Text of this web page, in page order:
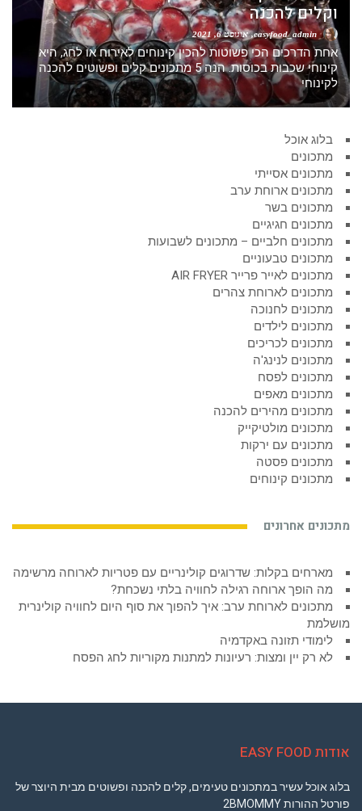
וקלים להכנה
easyfood_admin אוגוסט 6, 2021
אחת הדרכים הכי פשוטות להכין קינוחים לאירוח או לחג, היא
קינוחי שכבות בכוסות. הנה 5 מתכונים קלים ופשוטים להכנה
לקינוחי
בלוג אוכל
מתכונים
מתכונים אסייתי
מתכונים ארוחת ערב
מתכונים בשר
מתכונים חגיגיים
מתכונים חלביים – מתכונים לשבועות
מתכונים טבעוניים
מתכונים לאייר פרייר AIR FRYER
מתכונים לארוחת צהרים
מתכונים לחנוכה
מתכונים לילדים
מתכונים לכריכים
מתכונים לנינג'ה
מתכונים לפסח
מתכונים מאפים
מתכונים מהירים להכנה
מתכונים מולטיקייק
מתכונים עם ירקות
מתכונים פסטה
מתכונים קינוחים
מתכונים אחרונים
מארחים בקלות: שדרוגים קולינריים עם פטריות לארוחה מרשימה
מה הופך ארוחה רגילה לחוויה בלתי נשכחת?
מתכונים לארוחת ערב: איך להפוך את סוף היום לחוויה קולינרית
מושלמת
לימודי תזונה באקדמיה
לא רק יין ומצות: רעיונות למתנות מקוריות לחג הפסח
אודות EASY FOOD
בלוג אוכל עשיר במתכונים טעימים, קלים להכנה ופשוטים מבית היוצר של
פורטל ההורות 2BMOMMY